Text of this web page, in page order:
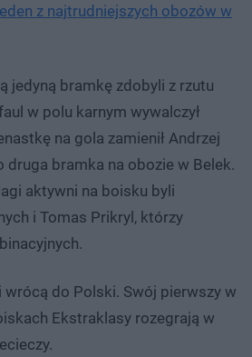
z najtrudniejszych obozów w
jedyną bramkę zdobyli z rzutu
w polu karnym wywalczył
na gola zamienił Andrzej
druga bramka na obozie w Belek.
aktywni na boisku byli
i Tomas Prikryl, którzy
wrócą do Polski. Swój pierwszy w
Ekstraklasy rozegrają w